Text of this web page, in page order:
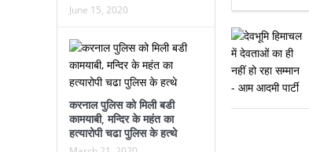
June 15, 2020
करनाल पुलिस को मिली बडी
कामयाबी, मन्दिर के महंत का
हत्यारोपी चढा पुलिस के हत्थे